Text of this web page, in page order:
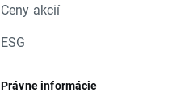
Ceny akcií
ESG
Právne informácie